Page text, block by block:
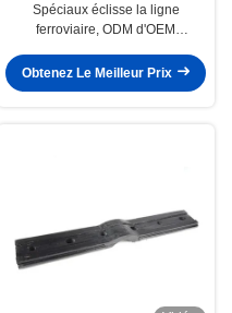
Spéciaux éclisse la ligne
ferroviaire, ODM d'OEM
commun de la barre DIN de rail
Obtenez Le Meilleur Prix